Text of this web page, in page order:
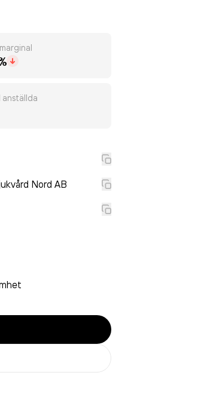
anställda
Nord AB